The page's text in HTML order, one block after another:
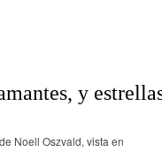
y
Noell Oszvald, vista en